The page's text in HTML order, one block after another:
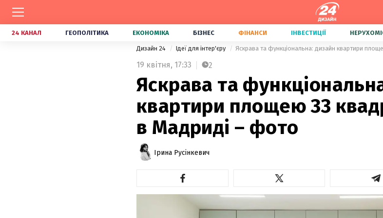
24 КАНАЛ ГЕОПОЛІТИКА ЕКОНОМІКА БІЗНЕС ФІНАНСИ ІНВЕСТИЦІЇ
Дизайн 24 Ідеї для інтер'єру Яскрава та функціональна: дизайн квартири
19 квітня, 17:33 2
Яскрава та
квартири площею 33
в Мадриді – фото
Ірина Русінкевич